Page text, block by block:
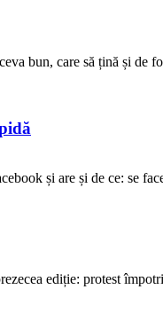
bun, care să țină și de
și are și de ce: se
ediție: protest